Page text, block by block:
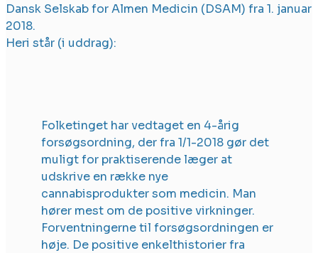
Dansk Selskab for Almen Medicin (DSAM) fra 1. januar
2018.
Heri står (i uddrag):
Folketinget har vedtaget en 4-årig
forsøgsordning, der fra 1/1-2018 gør det
muligt for praktiserende læger at
udskrive en række nye
cannabisprodukter som medicin. Man
hører mest om de positive virkninger.
Forventningerne til forsøgsordningen er
høje. De positive enkelthistorier fra